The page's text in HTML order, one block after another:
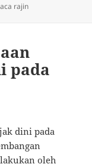
rajin
pada
dini pada
oleh